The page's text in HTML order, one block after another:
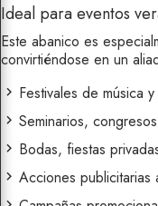
Ideal para eventos
Este abanico es
convirtiéndose en un
Festivales de música
Seminarios,
Bodas, fiestas
Acciones publicitarias